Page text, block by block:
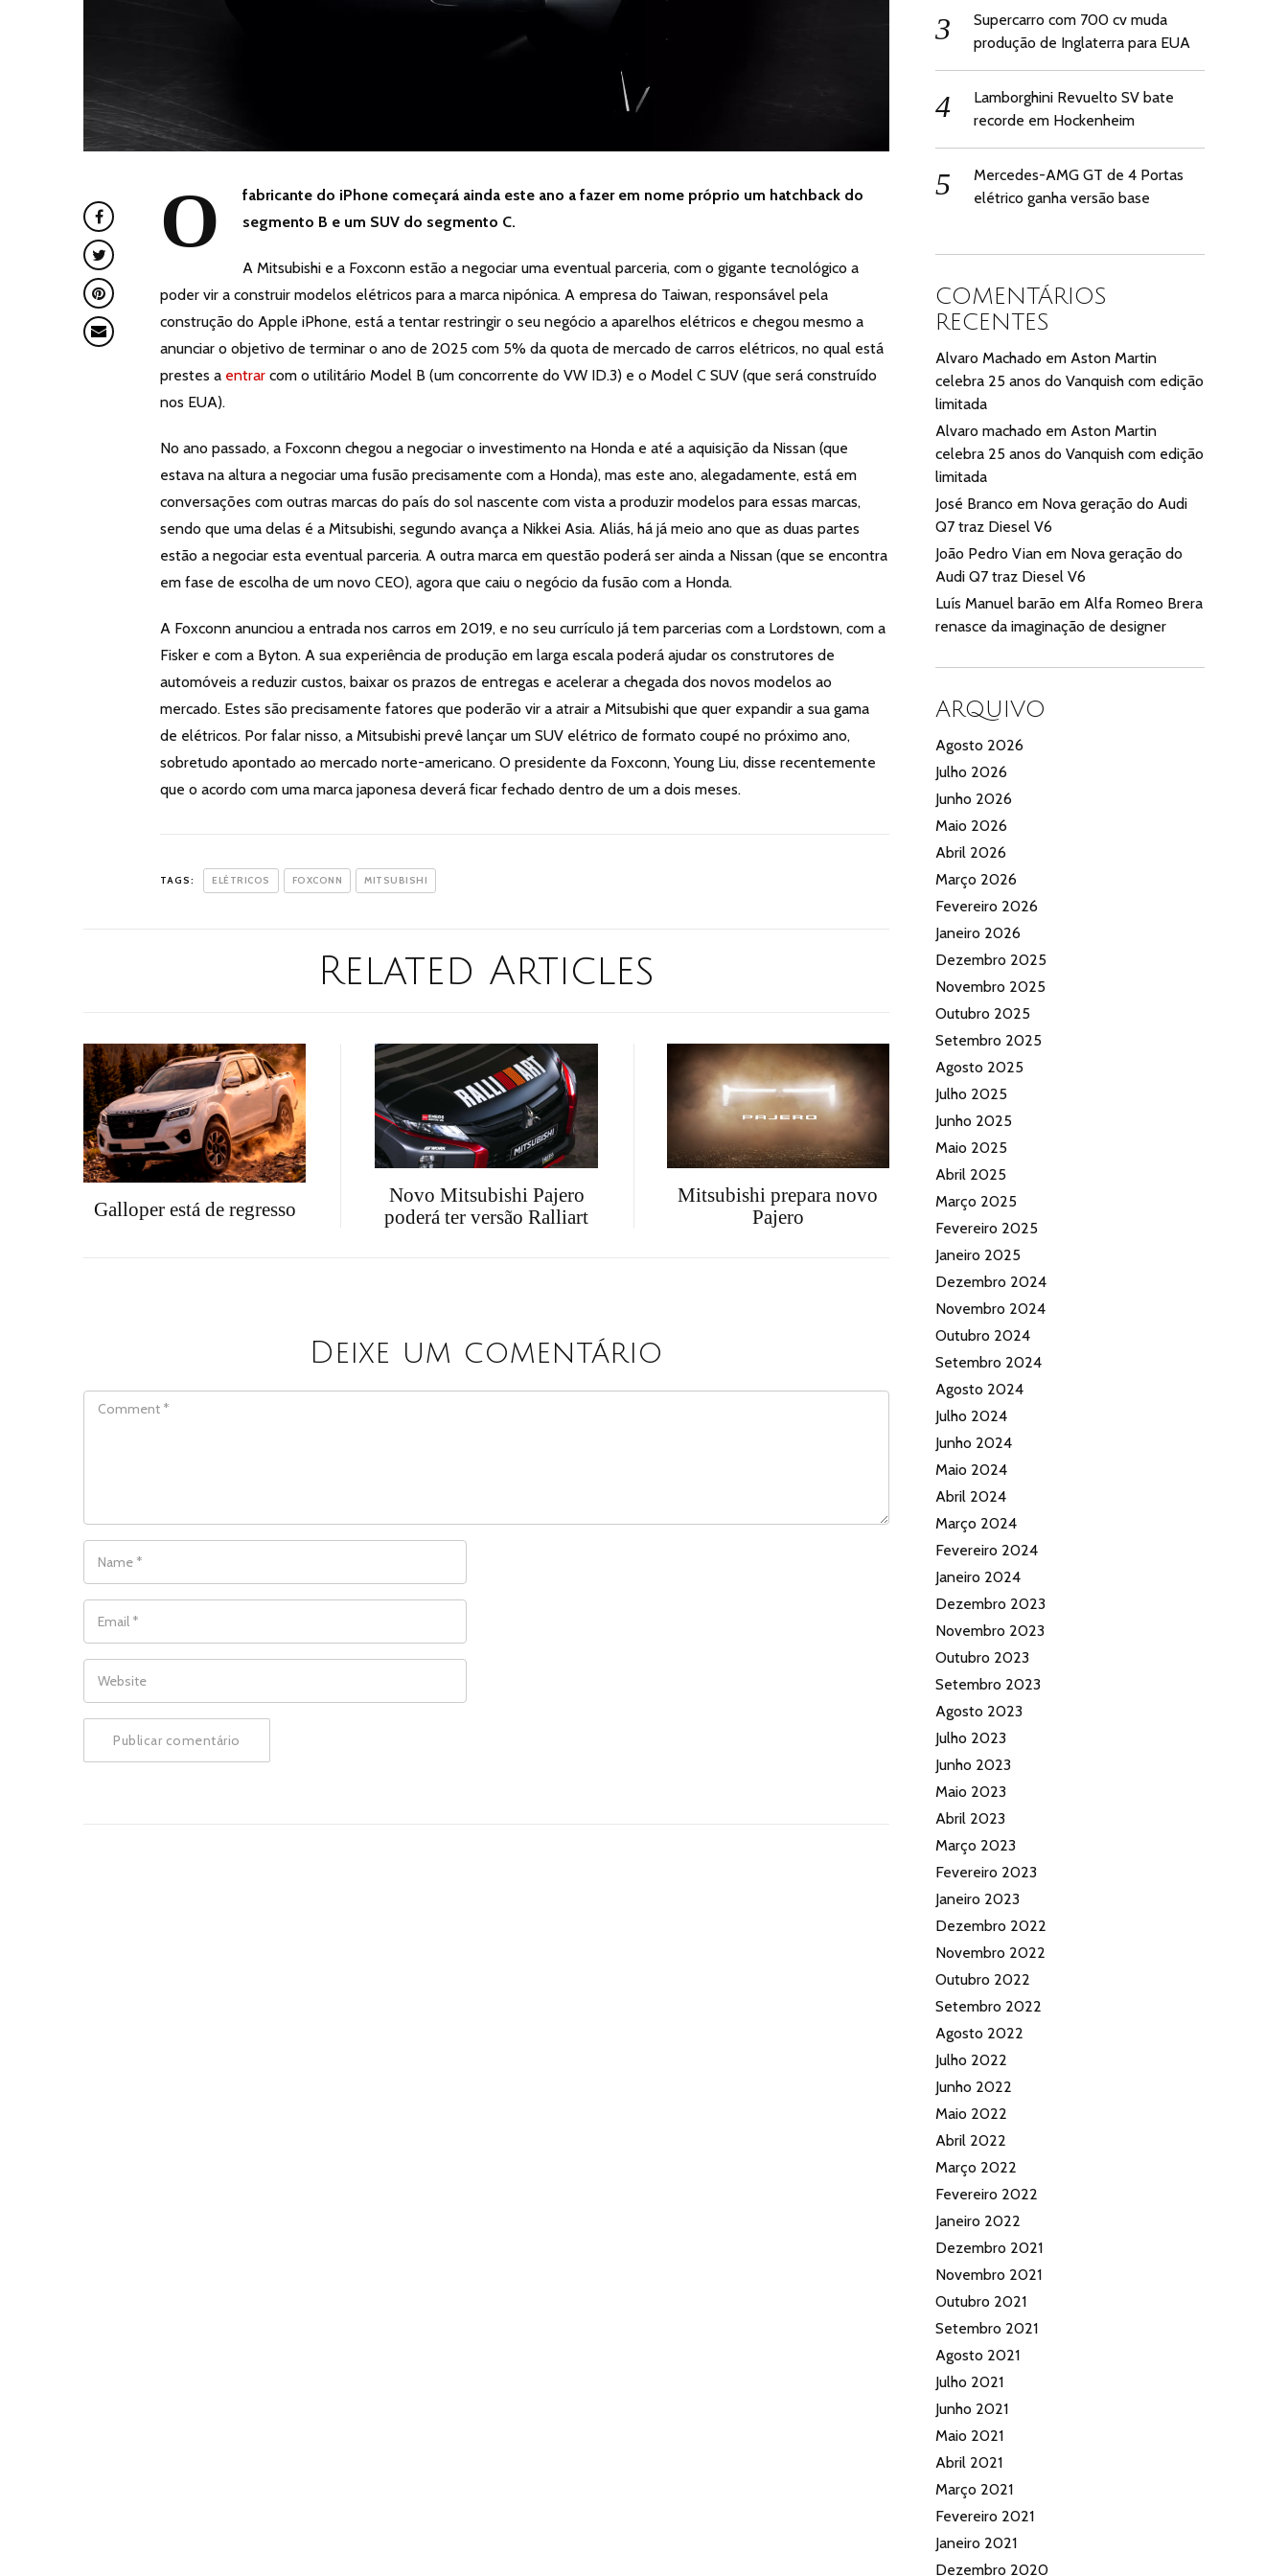
O
fabricante do iPhone começará ainda este ano a fazer em nome próprio um hatchback do
segmento B e um SUV do segmento C.
A Mitsubishi e a Foxconn estão a negociar uma eventual parceria, com o gigante tecnológico a
poder vir a construir modelos elétricos para a marca nipónica. A empresa do Taiwan, responsável pela
construção do Apple iPhone, está a tentar restringir o seu negócio a aparelhos elétricos e chegou mesmo a
anunciar o objetivo de terminar o ano de 2025 com 5% da quota de mercado de carros elétricos, no qual está
prestes a entrar com o utilitário Model B (um concorrente do VW ID.3) e o Model C SUV (que será construído
nos EUA).
No ano passado, a Foxconn chegou a negociar o investimento na Honda e até a aquisição da Nissan (que
estava na altura a negociar uma fusão precisamente com a Honda), mas este ano, alegadamente, está em
conversações com outras marcas do país do sol nascente com vista a produzir modelos para essas marcas,
sendo que uma delas é a Mitsubishi, segundo avança a Nikkei Asia. Aliás, há já meio ano que as duas partes
estão a negociar esta eventual parceria. A outra marca em questão poderá ser ainda a Nissan (que se encontra
em fase de escolha de um novo CEO), agora que caiu o negócio da fusão com a Honda.
A Foxconn anunciou a entrada nos carros em 2019, e no seu currículo já tem parcerias com a Lordstown, com a
Fisker e com a Byton. A sua experiência de produção em larga escala poderá ajudar os construtores de
automóveis a reduzir custos, baixar os prazos de entregas e acelerar a chegada dos novos modelos ao
mercado. Estes são precisamente fatores que poderão vir a atrair a Mitsubishi que quer expandir a sua gama
de elétricos. Por falar nisso, a Mitsubishi prevê lançar um SUV elétrico de formato coupé no próximo ano,
sobretudo apontado ao mercado norte-americano. O presidente da Foxconn, Young Liu, disse recentemente
que o acordo com uma marca japonesa deverá ficar fechado dentro de um a dois meses.
TAGS: ELÉTRICOS FOXCONN MITSUBISHI
Related Articles
Galloper está de regresso
Novo Mitsubishi Pajero
poderá ter versão Ralliart
Mitsubishi prepara novo
Pajero
Deixe um comentário
Supercarro com 700 cv muda
produção de Inglaterra para EUA
Lamborghini Revuelto SV bate
recorde em Hockenheim
Mercedes-AMG GT de 4 Portas
elétrico ganha versão base
COMENTÁRIOS
RECENTES
Alvaro Machado emAston Martin
celebra 25 anos do Vanquish com edição
limitada
Alvaro machado emAston Martin
celebra 25 anos do Vanquish com edição
limitada
José Branco em Nova geração do Audi
Q7 traz Diesel V6
João Pedro Vian em Nova geração do
Audi Q7 traz Diesel V6
Luís Manuel barão emAlfa Romeo Brera
renasce da imaginação de designer
ARQUIVO
Agosto 2026
Julho 2026
Junho 2026
Maio 2026
Abril 2026
Março 2026
Fevereiro 2026
Janeiro 2026
Dezembro 2025
Novembro 2025
Outubro 2025
Setembro 2025
Agosto 2025
Julho 2025
Junho 2025
Maio 2025
Abril 2025
Março 2025
Fevereiro 2025
Janeiro 2025
Dezembro 2024
Novembro 2024
Outubro 2024
Setembro 2024
Agosto 2024
Julho 2024
Junho 2024
Maio 2024
Abril 2024
Março 2024
Fevereiro 2024
Janeiro 2024
Dezembro 2023
Novembro 2023
Outubro 2023
Setembro 2023
Agosto 2023
Julho 2023
Junho 2023
Maio 2023
Abril 2023
Março 2023
Fevereiro 2023
Janeiro 2023
Dezembro 2022
Novembro 2022
Outubro 2022
Setembro 2022
Agosto 2022
Julho 2022
Junho 2022
Maio 2022
Abril 2022
Março 2022
Fevereiro 2022
Janeiro 2022
Dezembro 2021
Novembro 2021
Outubro 2021
Setembro 2021
Agosto 2021
Julho 2021
Junho 2021
Maio 2021
Abril 2021
Março 2021
Fevereiro 2021
Janeiro 2021
Dezembro 2020